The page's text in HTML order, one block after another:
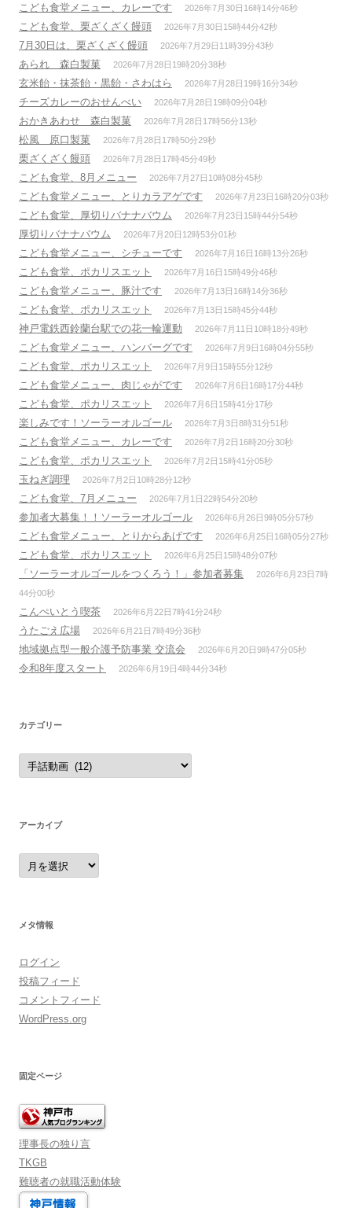
こども食堂メニュー、カレーです 2026年7月30日16時14分46秒
こども食堂、栗ざくざく饅頭 2026年7月30日15時44分42秒
7月30日は、栗ざくざく饅頭 2026年7月29日11時39分43秒
あられ 森白製菓 2026年7月28日19時20分38秒
玄米飴・抹茶飴・黒飴・さわはら 2026年7月28日19時16分34秒
チーズカレーのおせんべい 2026年7月28日19時09分04秒
おかきあわせ 森白製菓 2026年7月28日17時56分13秒
松風 原口製菓 2026年7月28日17時50分29秒
栗ざくざく饅頭 2026年7月28日17時45分49秒
こども食堂、8月メニュー 2026年7月27日10時08分45秒
こども食堂メニュー、とりカラアゲです 2026年7月23日16時20分03秒
こども食堂、厚切りバナナバウム 2026年7月23日15時44分54秒
厚切りバナナバウム 2026年7月20日12時53分01秒
こども食堂メニュー、シチューです 2026年7月16日16時13分26秒
こども食堂、ポカリスエット 2026年7月16日15時49分46秒
こども食堂メニュー、豚汁です 2026年7月13日16時14分36秒
こども食堂、ポカリスエット 2026年7月13日15時45分44秒
神戸電鉄西鈴蘭台駅での花一輪運動 2026年7月11日10時18分49秒
こども食堂メニュー、ハンバーグです 2026年7月9日16時04分55秒
こども食堂、ポカリスエット 2026年7月9日15時55分12秒
こども食堂メニュー、肉じゃがです 2026年7月6日16時17分44秒
こども食堂、ポカリスエット 2026年7月6日15時41分17秒
楽しみです！ソーラーオルゴール 2026年7月3日8時31分51秒
こども食堂メニュー、カレーです 2026年7月2日16時20分30秒
こども食堂、ポカリスエット 2026年7月2日15時41分05秒
玉ねぎ調理 2026年7月2日10時28分12秒
こども食堂、7月メニュー 2026年7月1日22時54分20秒
参加者大募集！！ソーラーオルゴール 2026年6月26日9時05分57秒
こども食堂メニュー、とりからあげです 2026年6月25日16時05分27秒
こども食堂、ポカリスエット 2026年6月25日15時48分07秒
「ソーラーオルゴールをつくろう！」参加者募集
2026年6月23日7時
44分00秒
こんぺいとう喫茶 2026年6月22日7時41分24秒
うたごえ広場 2026年6月21日7時49分36秒
地域拠点型一般介護予防事業 交流会 2026年6月20日9時47分05秒
令和8年度スタート 2026年6月19日4時44分34秒
カテゴリー
カ
テ
ゴ
アーカイブ
ア
ー
カ
メタ情報
ログイン
投稿フィード
コメントフィード
WordPress.org
固定ページ
理事長の独り言
TKGB
難聴者の就職活動体験